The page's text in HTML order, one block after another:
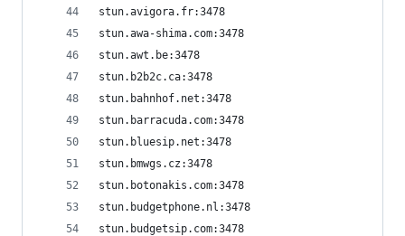
stun.avigora.fr:3478
stun.awa-shima.com:3478
stun.awt.be:3478
stun.b2b2c.ca:3478
stun.bahnhof.net:3478
stun.barracuda.com:3478
stun.bluesip.net:3478
stun.bmwgs.cz:3478
stun.botonakis.com:3478
stun.budgetphone.nl:3478
stun.budgetsip.com:3478